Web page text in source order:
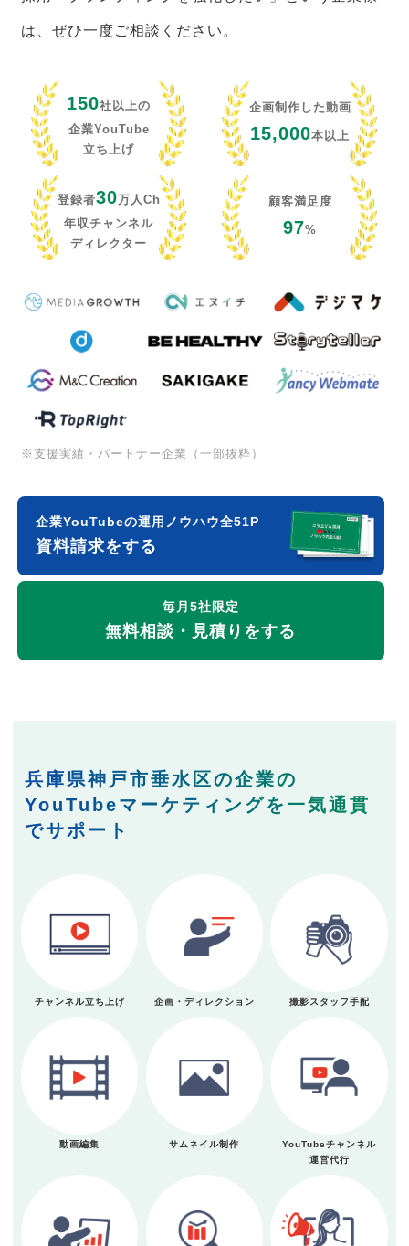
は、ぜひ一度ご相談ください。
150社以上の
企業YouTube
立ち上げ
企画制作した動画
15,000本以上
登録者30万人Ch
年収チャンネル
ディレクター
顧客満足度
97%
※支援実績・パートナー企業（一部抜粋）
企業YouTubeの運用ノウハウ全51P
資料請求をする
毎月5社限定
無料相談・見積りをする
兵庫県神戸市垂水区の企業の
YouTubeマーケティングを一気通貫
でサポート
チャンネル立ち上げ 企画・ディレクション 撮影スタッフ手配
動画編集 サムネイル制作
YouTubeチャンネル
運営代行